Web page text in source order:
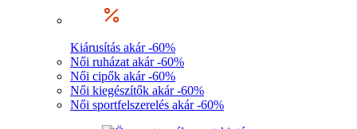
Kiárusítás akár -60%
Női ruházat akár -60%
Női cipők akár -60%
Női kiegészítők akár -60%
Női sportfelszerelés akár -60%